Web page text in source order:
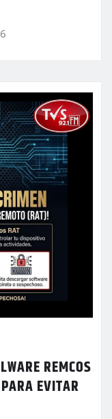
REMCOS
EVITAR